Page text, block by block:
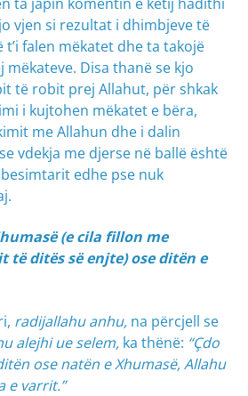
vjen si rezultat i dhimbjeve të
t’i falen mëkatet dhe ta takojë
Disa thanë se kjo
të robit prej Allahut, për shkak
i kujtohen mëkatet e bëra,
me Allahun dhe i dalin
vdekja me djerse në ballë është
edhe pse nuk
(e cila fillon me
të ditës së enjte) ose ditën e
radijallahu anhu, na përcjell se
alejhi ue selem, ka thënë: “Çdo
ose natën e Xhumasë, Allahu
e varrit.”